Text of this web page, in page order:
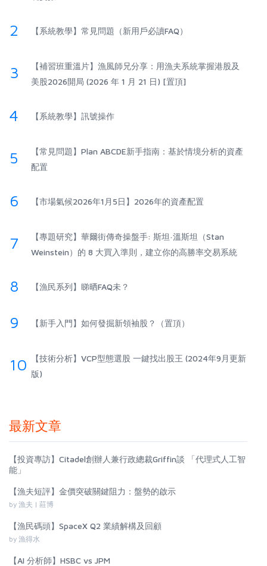
2 【系統教學】常見問題（新用戶必讀FAQ）
3
【補習班重溫片】漁風師兄分享：用漁夫系統掌握港股及
美股2026開局 (2026 年 1 月 21 日) [置頂]
4 【系統教學】訊號操作
5
【常見問題】Plan ABCDE新手指南：基於情境分析的資產
配置
6 【市場氣候2026年1月5日】2026年的資產配置
7
【專題研究】華爾街傳奇操盤手: 斯坦·溫斯坦（Stan
Weinstein）的 8 大買入準則，建立你的高勝率交易系統
8 【漁民系列】睇晒FAQ未？
9 【新手入門】如何發掘新領袖股？（置頂）
10
【技術分析】VCP型態選股 一鍵找出股王 (2024年9月更新
版)
最新文章
【投資專訪】Citadel創辦人兼行政總裁Griffin談 「代理式人工智
能」
【漁夫短評】金價突破關鍵阻力：盤勢的啟示
by 漁夫 | 莊博
【漁民碼頭】SpaceX Q2 業績解構及回顧
by 漁得水
【AI 分析師】HSBC vs JPM